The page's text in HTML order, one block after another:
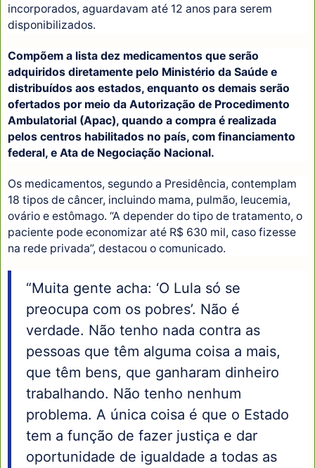
incorporados, aguardavam até 12 anos para serem
disponibilizados.
Compõem a lista dez medicamentos que serão
adquiridos diretamente pelo Ministério da Saúde e
distribuídos aos estados, enquanto os demais serão
ofertados por meio da Autorização de Procedimento
Ambulatorial (Apac), quando a compra é realizada
pelos centros habilitados no país, com financiamento
federal, e Ata de Negociação Nacional.
Os medicamentos, segundo a Presidência, contemplam
18 tipos de câncer, incluindo mama, pulmão, leucemia,
ovário e estômago. “A depender do tipo de tratamento, o
paciente pode economizar até R$ 630 mil, caso fizesse
na rede privada”, destacou o comunicado.
“Muita gente acha: ‘O Lula só se
preocupa com os pobres’. Não é
verdade. Não tenho nada contra as
pessoas que têm alguma coisa a mais,
que têm bens, que ganharam dinheiro
trabalhando. Não tenho nenhum
problema. A única coisa é que o Estado
tem a função de fazer justiça e dar
oportunidade de igualdade a todas as